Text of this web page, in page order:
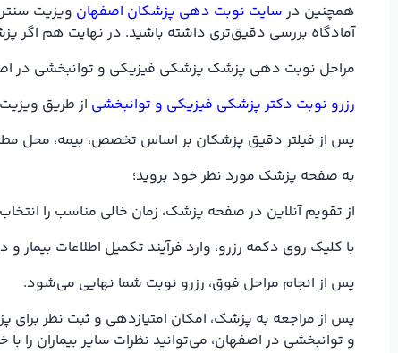
همچنین در سایت نوبت دهی پزشکان اصفهان ویزیت
آمادگاه بررسی دقیق‌تری داشته باشید. در نهایت هم اگر
مراحل نوبت دهی پزشک پزشکی فیزیکی و توانبخشی در
رزرو نوبت دکتر پزشکی فیزیکی و توانبخشی از طریق
پس از فیلتر دقیق پزشکان بر اساس تخصص، بیمه، محل
به صفحه پزشک مورد نظر خود بروید؛
از تقویم آنلاین در صفحه پزشک، زمان خالی مناسب را
با کلیک روی دکمه رزرو، وارد فرآیند تکمیل اطلاعات
پس از انجام مراحل فوق، رزرو نوبت شما نهایی می‌شود.
پس از مراجعه به پزشک، امکان امتیازدهی و ثبت نظر برای
و توانبخشی در اصفهان، می‌توانید نظرات سایر بیماران را